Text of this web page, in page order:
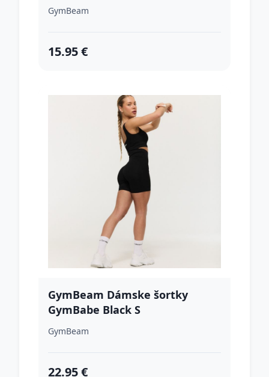
GymBeam
15.95 €
GymBeam Dámske šortky
GymBabe Black S
GymBeam
22.95 €